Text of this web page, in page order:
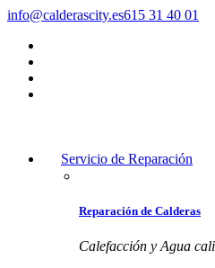
info@calderascity.es615 31 40 01
Servicio de Reparación
Reparación de Calderas
Calefacción y Agua